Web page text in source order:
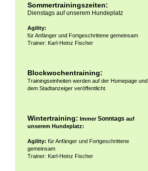
Sommertrainingszeiten:
Dienstags auf unserem Hundeplatz
Agility:
für Anfänger und Fortgeschrittene gemeinsam
Trainer: Karl-Heinz Fischer
Blockwochentraining:
Trainingseinheiten werden auf der Homepage und
dem Stadtanzeiger veröffentlicht.
Wintertraining: ImmerSonntags auf
unserem Hundeplatz:
Agility: für Anfänger und Fortgeschrittene
gemeinsam
Trainer: Karl-Heinz Fischer